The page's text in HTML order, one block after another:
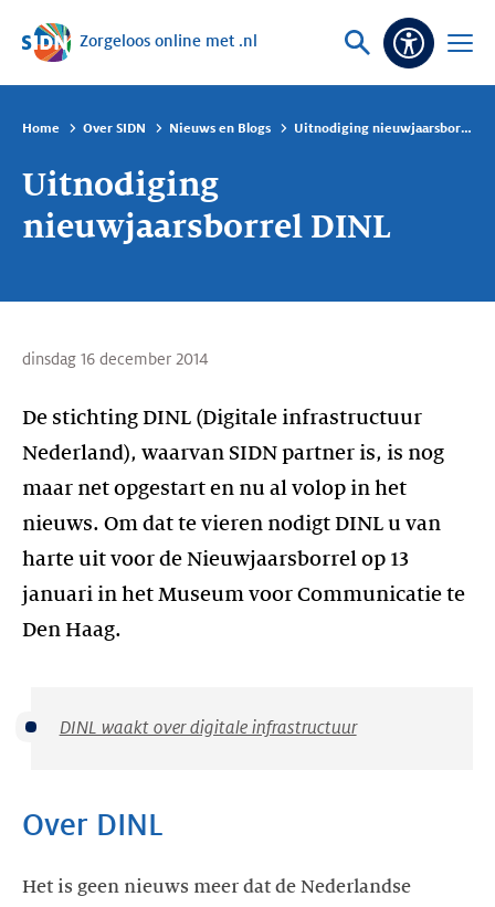
Sla navigatie over
Zorgeloos online met .nl
Vraag
Open
Home Over SIDN Nieuws en Blogs Uitnodiging nieuwjaarsborrel DINL
Uitnodiging
nieuwjaarsborrel DINL
dinsdag 16 december 2014
De stichting DINL (Digitale infrastructuur
Nederland), waarvan SIDN partner is, is nog
maar net opgestart en nu al volop in het
nieuws. Om dat te vieren nodigt DINL u van
harte uit voor de Nieuwjaarsborrel op 13
januari in het Museum voor Communicatie te
Den Haag.
DINL waakt over digitale infrastructuur
Over DINL
Het is geen nieuws meer dat de Nederlandse